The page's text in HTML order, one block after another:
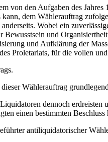
von den Aufgaben des
dem Wählerauftrag
Wobei ein
Bewusstsein und
und Aufklärung der
Proletariats, für die vollen
Wählerauftrag
dennoch
einen bestimmten Beschluss
antiliquidatorischer